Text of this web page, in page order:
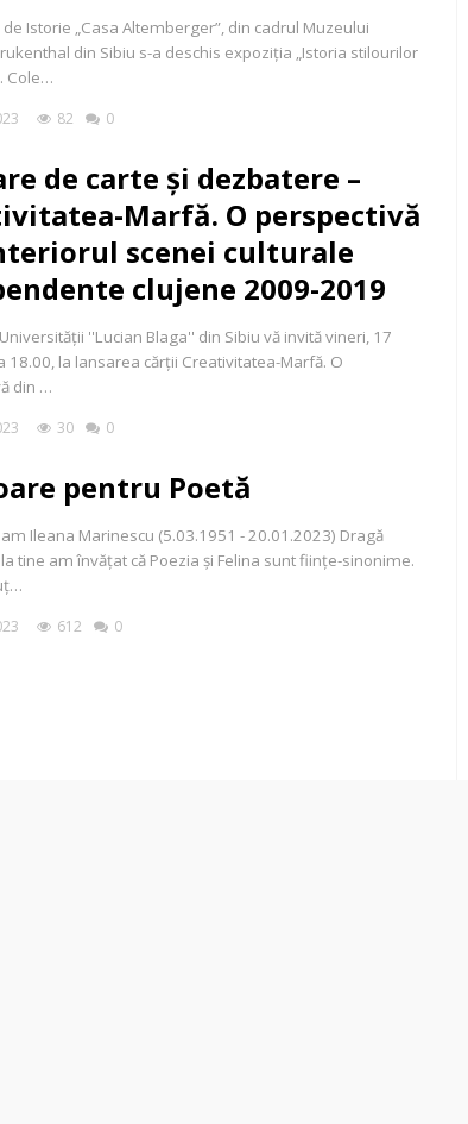
Istorie „Casa Altemberger”, din cadrul Muzeului
din Sibiu s-a deschis expoziția „Istoria stilourilor
Cole…
82 0
de carte și dezbatere –
Marfă. O perspectivă
scenei culturale
clujene 2009-2019
''Lucian Blaga'' din Sibiu vă invită vineri, 17
18.00, la lansarea cărții Creativitatea-Marfă. O
din …
30 0
pentru Poetă
Ileana Marinescu (5.03.1951 - 20.01.2023) Dragă
tine am învățat că Poezia și Felina sunt ființe-sinonime.
612 0